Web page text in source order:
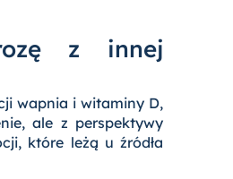
z innej
wapnia i witaminy D,
ale z perspektywy
które leżą u źródła